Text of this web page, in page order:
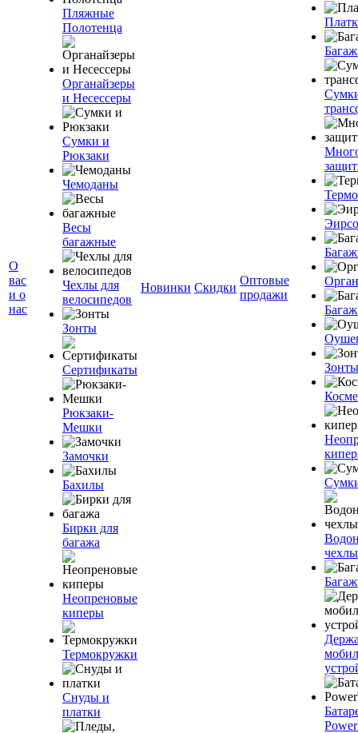
О
вас
и о
нас
Пляжные
Полотенца
Органайзеры
и Несессеры
Сумки и
Рюкзаки
Чемоданы
Весы
багажные
Чехлы для
велосипедов
Зонты
Сертификаты
Рюкзаки-
Мешки
Замочки
Бахилы
Бирки для
багажа
Неопреновые
киперы
Термокружки
Снуды и
платки
Новинки Скидки
Оптовые
продажи
Зонты